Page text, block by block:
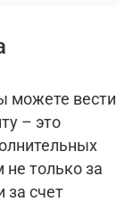
можете вести
– это
не только за
за счет